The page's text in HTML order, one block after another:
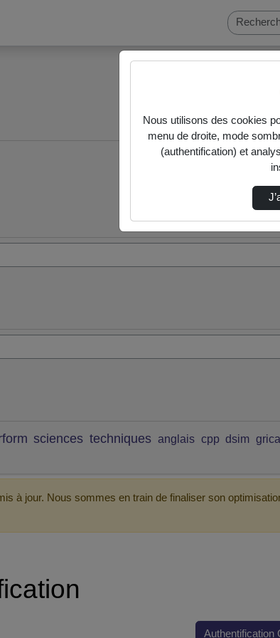
sciences techniques anglais cpp dsim
à jour. Nous sommes en train de finaliser son
Authentification
Nous utilisons des cookies
menu de droite, mode
(authentification) et